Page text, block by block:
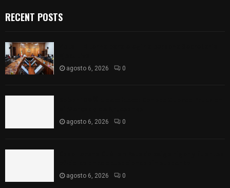
RECENT POSTS
agosto 6, 2026 0
agosto 6, 2026 0
agosto 6, 2026 0